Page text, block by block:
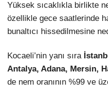
Yüksek sıcaklıkla birlikte
özellikle gece saatlerinde
bunaltıcı hissedilmesine
Kocaeli’nin yanı sıra
Antalya, Adana, Mersin,
de nem oranının %99 ve